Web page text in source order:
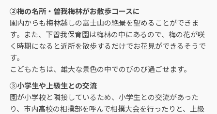
②梅の名所・曽我梅林がお散歩コースに
園内からも梅林越しの富士山の絶景を望めることができま
す。また、下曽我保育園は梅林の中にあるので、梅の花が咲
く時期になると近所を散歩するだけでお花見ができるそうで
す。
こどもたちは、雄大な景色の中でのびのび過ごせます。
③小学生や上級生との交流
園が小学校と隣接しているため、小学生との交流があった
り、市内高校の相撲部を呼んで相撲大会を行ったりと、上級